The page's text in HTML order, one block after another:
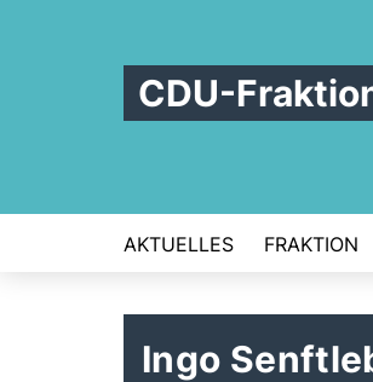
CDU-
AKTUELLES FRAKTION
Ingo